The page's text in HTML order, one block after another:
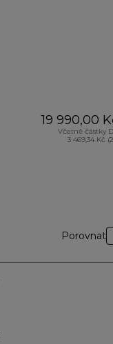
19 990,00
Včetně částky
3 469,34 Kč
Porovnat